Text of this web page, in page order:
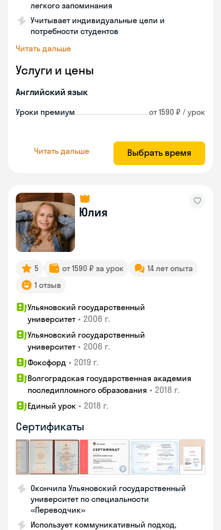
легкого запоминания
Учитывает индивидуальные цели и
потребности студентов
Читать дальше
Услуги и цены
Английский язык
Уроки премиум от 1590 ₽ / урок
Читать дальше Выбрать время
Юлия
5 от 1590 ₽ за урок
14 лет опыта
1 отзыв
Ульяновский государственный
университет • 2006 г.
Ульяновский государственный
университет • 2006 г.
Фоксфорд • 2019 г.
Волгоградская государственная академия
последипломного образования • 2018 г.
Единый урок • 2018 г.
Сертификаты
Окончила Ульяновский государственный
университет по специальности
«Переводчик»
Использует коммуникативный подход,